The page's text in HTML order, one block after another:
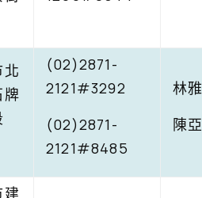
北
牌
(02)2871-
2121#3292
(02)2871-
2121#8485
林
陳
建